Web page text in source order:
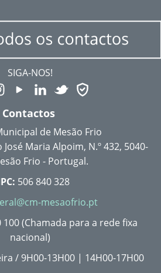
SIGA-NOS!
Contactos
de Mesão Frio
Maria Alpoim, N.º 432, 5040-
Frio - Portugal.
506 840 328
mesaofrio.pt
100 (Chamada para a rede fixa
nacional)
/ 9H00-13H00 | 14H00-17H00